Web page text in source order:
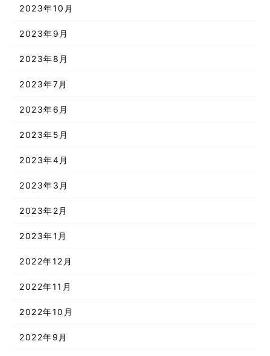
2023年10月
2023年9月
2023年8月
2023年7月
2023年6月
2023年5月
2023年4月
2023年3月
2023年2月
2023年1月
2022年12月
2022年11月
2022年10月
2022年9月